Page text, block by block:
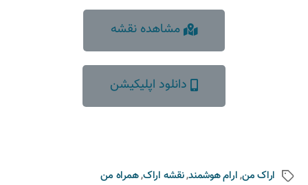
مشاهده نقشه
دانلود اپلیکیشن
اراک من,ارام هوشمند,نقشه اراک,همراه من